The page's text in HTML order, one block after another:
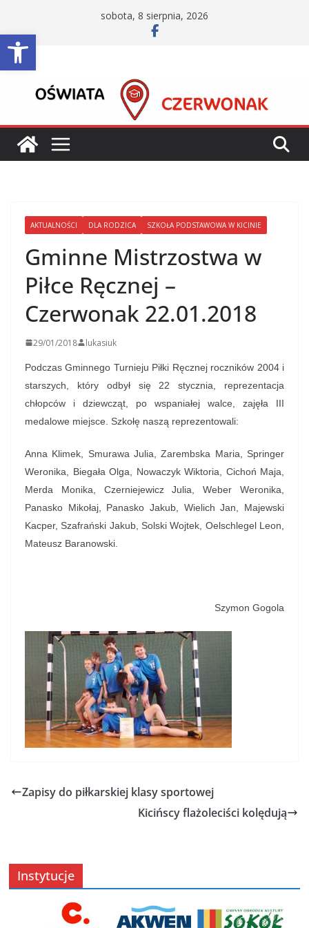
Otwórz pasek narzędzi
treści
sobota, 8 sierpnia, 2026
AKTUALNOŚCI DLA RODZICA SZKOŁA PODSTAWOWA W KICINIE
Gminne Mistrzostwa w
Piłce Ręcznej –
Czerwonak 22.01.2018
29/01/2018 lukasiuk
Podczas Gminnego Turnieju Piłki Ręcznej roczników 2004 i
starszych, który odbył się 22 stycznia, reprezentacja
chłopców i dziewcząt, po wspaniałej walce, zajęła III
medalowe miejsce. Szkołę naszą reprezentowali:
Anna Klimek, Smurawa Julia, Zarembska Maria, Springer
Weronika, Biegała Olga, Nowaczyk Wiktoria, Cichoń Maja,
Merda Monika, Czerniejewicz Julia, Weber Weronika,
Panasko Mikołaj, Panasko Jakub, Wielich Jan, Majewski
Kacper, Szafrański Jakub, Solski Wojtek, Oelschlegel Leon,
Mateusz Baranowski.
Szymon Gogola
Zapisy do piłkarskiej klasy sportowej
Kicińscy flażoleciści kolędują
Instytucje